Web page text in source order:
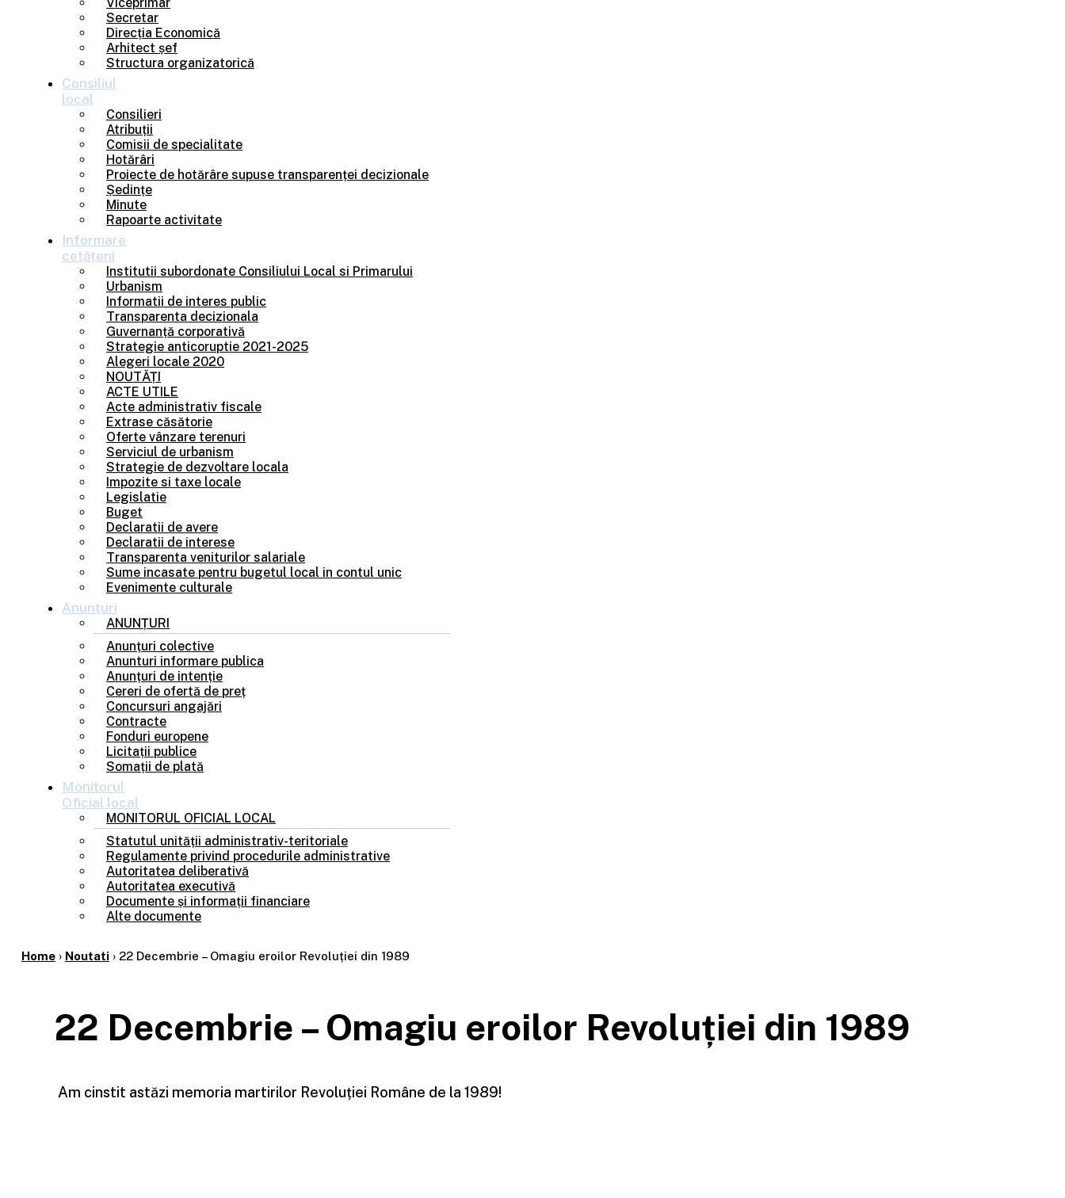
Secretar
Direcția Economică
Arhitect șef
Structura organizatorică
Consiliul
local
Consilieri
Atribuții
Comisii de specialitate
Hotărâri
Proiecte de hotărâre supuse transparenței decizionale
Ședințe
Minute
Rapoarte activitate
Informare
cetățeni
Institutii subordonate Consiliului Local si Primarului
Urbanism
Informatii de interes public
Transparenta decizionala
Guvernanță corporativă
Strategie anticoruptie 2021-2025
Alegeri locale 2020
NOUTĂȚI
ACTE UTILE
Acte administrativ fiscale
Extrase căsătorie
Oferte vânzare terenuri
Serviciul de urbanism
Strategie de dezvoltare locala
Impozite si taxe locale
Legislatie
Buget
Declaratii de avere
Declaratii de interese
Transparenta veniturilor salariale
Sume incasate pentru bugetul local in contul unic
Evenimente culturale
Anunțuri
ANUNȚURI
Anunțuri colective
Anunturi informare publica
Anunțuri de intenție
Cereri de ofertă de preț
Concursuri angajări
Contracte
Fonduri europene
Licitații publice
Somații de plată
Monitorul
Oficial local
MONITORUL OFICIAL LOCAL
Statutul unității administrativ-teritoriale
Regulamente privind procedurile administrative
Autoritatea deliberativă
Autoritatea executivă
Documente și informații financiare
Alte documente
Home › Noutati › 22 Decembrie – Omagiu eroilor Revoluției din 1989
22 Decembrie – Omagiu eroilor Revoluției din 1989
Am cinstit astăzi memoria martirilor Revoluției Române de la 1989!